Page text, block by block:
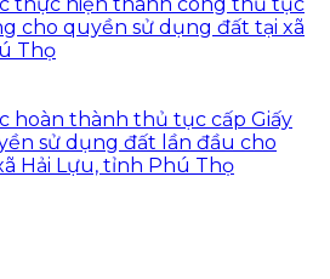
cho quyền sử dụng đất tại xã
Thọ
hoàn thành thủ tục cấp Giấy
sử dụng đất lần đầu cho
Hải Lựu, tỉnh Phú Thọ